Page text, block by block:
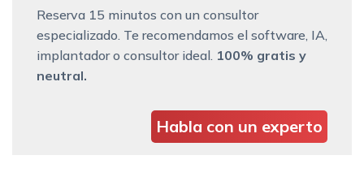
Reserva 15 minutos con un consultor
especializado. Te recomendamos el software, IA,
implantador o consultor ideal. 100% gratis y
neutral.
Habla con un experto